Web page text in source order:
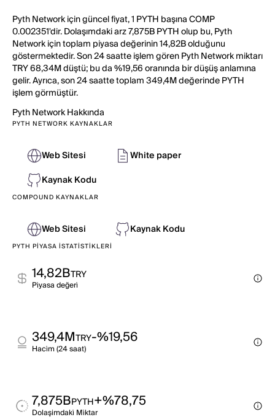
Pyth Network için güncel fiyat, 1 PYTH başına COMP
0.002351'dir. Dolaşımdaki arz 7,875B PYTH olup bu, Pyth
Network için toplam piyasa değerinin 14,82B olduğunu
göstermektedir. Son 24 saatte işlem gören Pyth Network miktarı
TRY 68,34M düştü; bu da %19,56 oranında bir düşüş anlamına
gelir. Ayrıca, son 24 saatte toplam 349,4M değerinde PYTH
işlem görmüştür.
Pyth NetworkHakkında
PYTH NETWORK KAYNAKLAR
Web Sitesi
White paper
Kaynak Kodu
COMPOUND KAYNAKLAR
Web Sitesi Kaynak Kodu
PYTH PIYASA İSTATISTIKLERI
14,82BTRY
Pi̇yasa değeri̇
349,4MTRY-%19,56
Haci̇m (24 saat)
7,875BPYTH+%78,75
Dolaşimdaki̇ Mi̇ktar